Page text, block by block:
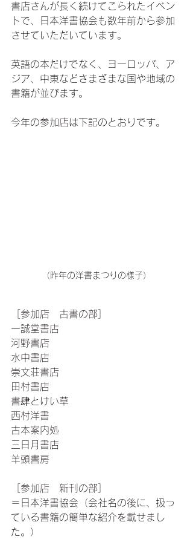
書店さんが長く続けてこられたイベン
トで、日本洋書協会も数年前から参加
させていただいています。
英語の本だけでなく、ヨーロッパ、ア
ジア、中東などさまざまな国や地域の
書籍が並びます。
今年の参加店は下記のとおりです。
（昨年の洋書まつりの様子）
［参加店　古書の部］
一誠堂書店
河野書店
水中書店
崇文荘書店
田村書店
書肆とけい草
西村洋書
古本案内処
三日月書店
羊頭書房
［参加店　新刊の部］
＝日本洋書協会（会社名の後に、扱っ
ている書籍の簡単な紹介を載せまし
た。）